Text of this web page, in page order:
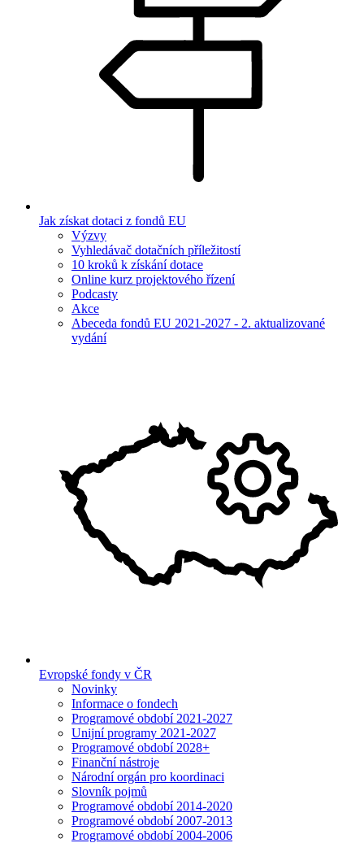
Jak získat dotaci z fondů EU
Výzvy
Vyhledávač dotačních příležitostí
10 kroků k získání dotace
Online kurz projektového řízení
Podcasty
Akce
Abeceda fondů EU 2021-2027 - 2. aktualizované
vydání
Evropské fondy v ČR
Novinky
Informace o fondech
Programové období 2021-2027
Unijní programy 2021-2027
Programové období 2028+
Finanční nástroje
Národní orgán pro koordinaci
Slovník pojmů
Programové období 2014-2020
Programové období 2007-2013
Programové období 2004-2006